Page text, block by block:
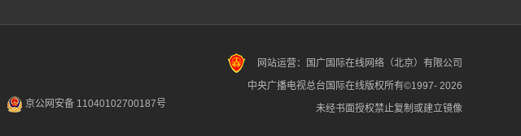
京公网安备 11040102700187号
网站运营：国广国际在线网络（北京）有限公司
中央广播电视总台国际在线版权所有©1997- 2026
未经书面授权禁止复制或建立镜像